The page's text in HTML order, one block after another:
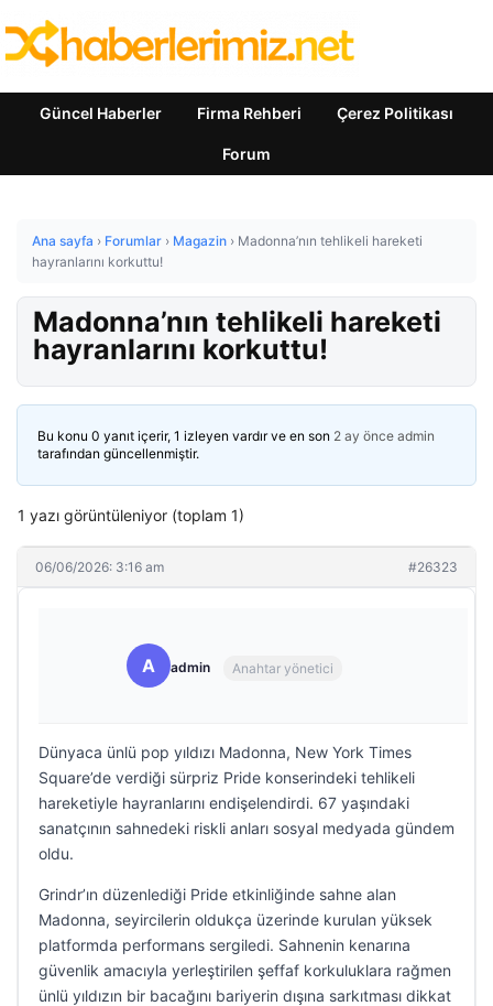
Güncel Haberler Firma Rehberi Çerez Politikası
Forum
Ana sayfa › Forumlar › Magazin › Madonna’nın tehlikeli hareketi
hayranlarını korkuttu!
Madonna’nın tehlikeli hareketi
hayranlarını korkuttu!
Bu konu 0 yanıt içerir, 1 izleyen vardır ve en son 2 ay önce admin
tarafından güncellenmiştir.
1 yazı görüntüleniyor (toplam 1)
06/06/2026: 3:16 am #26323
A admin Anahtar yönetici
Dünyaca ünlü pop yıldızı Madonna, New York Times
Square’de verdiği sürpriz Pride konserindeki tehlikeli
hareketiyle hayranlarını endişelendirdi. 67 yaşındaki
sanatçının sahnedeki riskli anları sosyal medyada gündem
oldu.
Grindr’ın düzenlediği Pride etkinliğinde sahne alan
Madonna, seyircilerin oldukça üzerinde kurulan yüksek
platformda performans sergiledi. Sahnenin kenarına
güvenlik amacıyla yerleştirilen şeffaf korkuluklara rağmen
ünlü yıldızın bir bacağını bariyerin dışına sarkıtması dikkat